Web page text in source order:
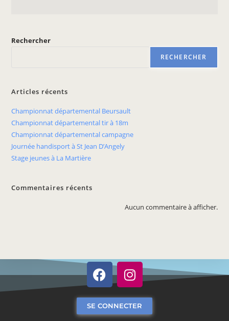
Rechercher
RECHERCHER
Articles récents
Championnat départemental Beursault
Championnat départemental tir à 18m
Championnat départemental campagne
Journée handisport à St Jean D’Angely
Stage jeunes à La Martière
Commentaires récents
Aucun commentaire à afficher.
SE CONNECTER